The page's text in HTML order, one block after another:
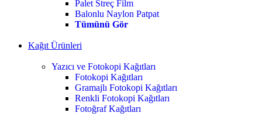
Palet Streç Film
Balonlu Naylon Patpat
Tümünü Gör
Kağıt Ürünleri
Yazıcı ve Fotokopi Kağıtları
Fotokopi Kağıtları
Gramajlı Fotokopi Kağıtları
Renkli Fotokopi Kağıtları
Fotoğraf Kağıtları